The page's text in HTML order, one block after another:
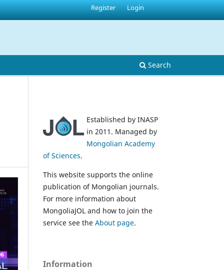
Search
Register Login
Established by INASP
in 2011. Managed by
Mongolian Academy
of Sciences.
This website supports the online
publication of Mongolian journals.
For more information about
MongoliaJOL and how to join the
service see the About page.
Information